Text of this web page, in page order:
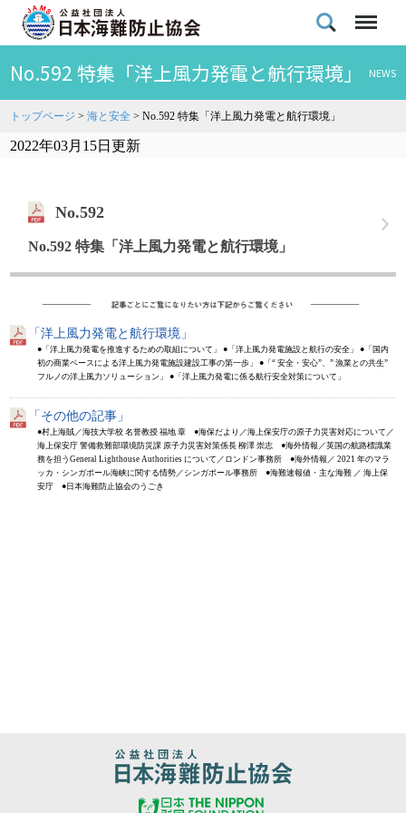
No.592 特集「洋上風力発電と航行環境」 NEWS
トップページ >海と安全 >No.592 特集「洋上風力発電と航行環境」
2022年03月15日更新
No.592
No.592 特集「洋上風力発電と航行環境」
「洋上風力発電と航行環境」
●「洋上風力発電を推進するための取組について」 ●「洋上風力発電施設と航行の安全」 ●「国内
初の商業ベースによる洋上風力発電施設建設工事の第一歩」 ●「“ 安全・安心”、” 漁業との共生”
フルノの洋上風力ソリューション」 ●「洋上風力発電に係る航行安全対策について」
「その他の記事」
●村上海賊／海技大学校 名誉教授 福地 章 ●海保だより／海上保安庁の原子力災害対応について／
海上保安庁 警備救難部環境防災課 原子力災害対策係長 柳澤 崇志 ●海外情報／英国の航路標識業
務を担うGeneral Lighthouse Authorities について／ロンドン事務所 ●海外情報／ 2021 年のマラ
ッカ・シンガポール海峡に関する情勢／シンガポール事務所 ●海難速報値・主な海難 ／ 海上保
安庁 ●日本海難防止協会のうごき